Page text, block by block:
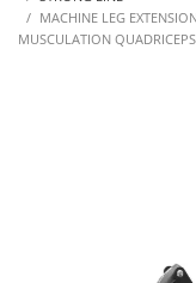
MACHINE LEG
MUSCULATION